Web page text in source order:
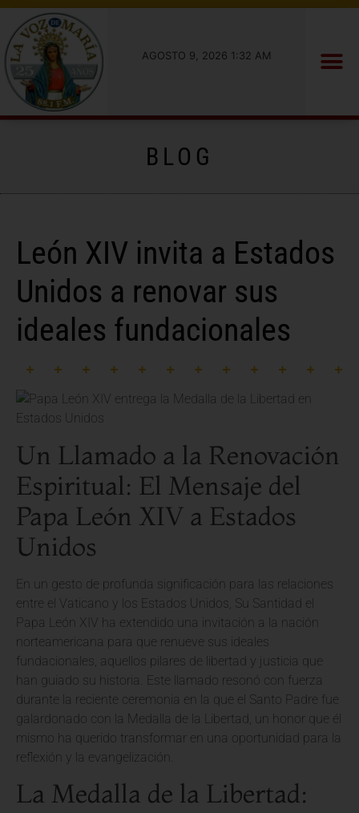
AGOSTO 9, 2026 1:32 AM
BLOG
León XIV invita a Estados
Unidos a renovar sus
ideales fundacionales
Un Llamado a la Renovación
Espiritual: El Mensaje del
Papa León XIV a Estados
Unidos
En un gesto de profunda significación para las relaciones
entre el Vaticano y los Estados Unidos, Su Santidad el
Papa León XIV ha extendido una invitación a la nación
norteamericana para que renueve sus ideales
fundacionales, aquellos pilares de libertad y justicia que
han guiado su historia. Este llamado resonó con fuerza
durante la reciente ceremonia en la que el Santo Padre fue
galardonado con la Medalla de la Libertad, un honor que él
mismo ha querido transformar en una oportunidad para la
reflexión y la evangelización.
La Medalla de la Libertad: